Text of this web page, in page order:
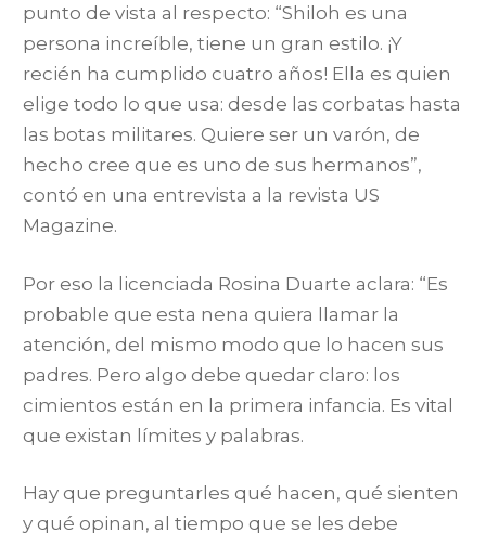
punto de vista al respecto: “Shiloh es una
persona increíble, tiene un gran estilo. ¡Y
recién ha cumplido cuatro años! Ella es quien
elige todo lo que usa: desde las corbatas hasta
las botas militares. Quiere ser un varón, de
hecho cree que es uno de sus hermanos”,
contó en una entrevista a la revista US
Magazine.
Por eso la licenciada Rosina Duarte aclara: “Es
probable que esta nena quiera llamar la
atención, del mismo modo que lo hacen sus
padres. Pero algo debe quedar claro: los
cimientos están en la primera infancia. Es vital
que existan límites y palabras.
Hay que preguntarles qué hacen, qué sienten
y qué opinan, al tiempo que se les debe